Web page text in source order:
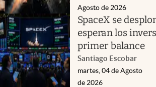
Agosto de 2026
SpaceX se
esperan los
primer balance
Santiago Escobar
martes, 04 de Agosto
de 2026